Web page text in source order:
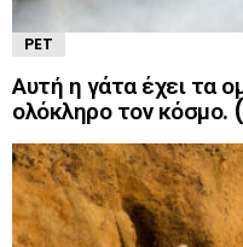
PET
Αυτή η γάτα έχει τα
ολόκληρο τον